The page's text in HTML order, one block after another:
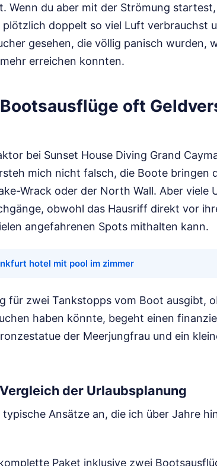
Wenn du aber mit der Strömung
doppelt so viel Luft verbrauchst
gesehen, die völlig panisch wurden,
erreichen konnten.
oft
bei Sunset House Diving Grand
mich nicht falsch, die Boote bringen
Wrack oder der North Wall. Aber viele
obwohl das Hausriff direkt vor
angefahrenen Spots mithalten kann.
hotel mit pool im zimmer
für zwei Tankstopps vom Boot ausgibt,
haben könnte, begeht einen
der Meerjungfrau und ein
der Urlaubsplanung
Ansätze an, die ich über Jahre
Paket inklusive zwei